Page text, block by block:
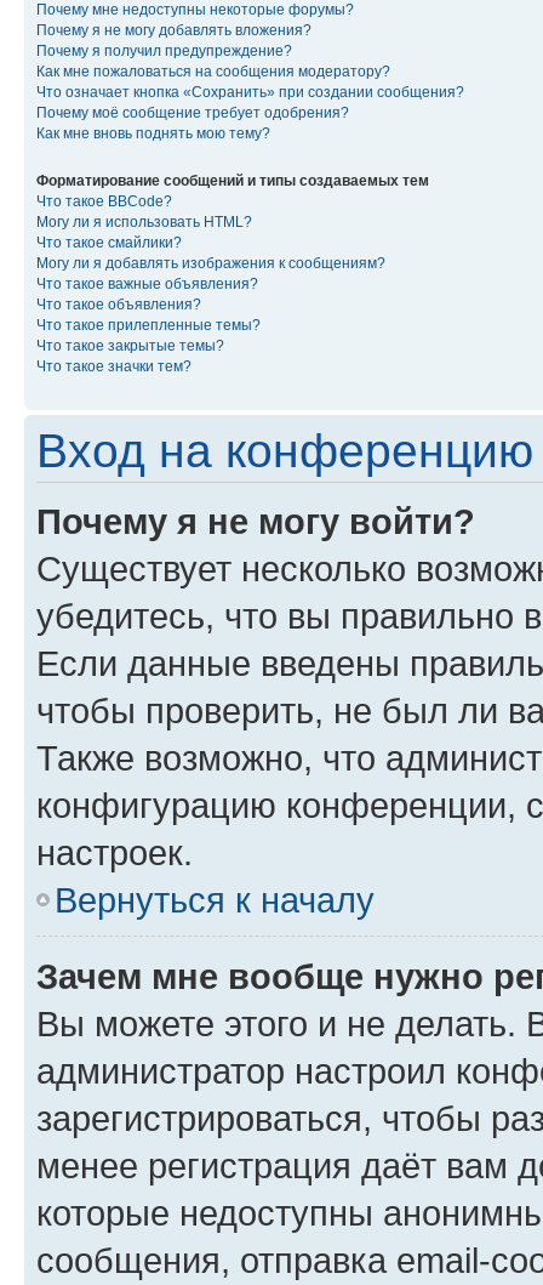
Почему мне недоступны некоторые форумы?
Почему я не могу добавлять вложения?
Почему я получил предупреждение?
Как мне пожаловаться на сообщения модератору?
Что означает кнопка «Сохранить» при создании сообщения?
Почему моё сообщение требует одобрения?
Как мне вновь поднять мою тему?
Форматирование сообщений и типы создаваемых тем
Что такое BBCode?
Могу ли я использовать HTML?
Что такое смайлики?
Могу ли я добавлять изображения к сообщениям?
Что такое важные объявления?
Что такое объявления?
Что такое прилепленные темы?
Что такое закрытые темы?
Что такое значки тем?
Вход на конференцию
Почему я не могу войти?
Существует несколько
убедитесь, что вы правильно
Если данные введены
чтобы проверить, не был ли
Также возможно, что
конфигурацию конференции,
настроек.
Вернуться к началу
Зачем мне вообще нужно
Вы можете этого и не делать.
администратор настроил
зарегистрироваться, чтобы
менее регистрация даёт вам
которые недоступны
сообщения, отправка email-